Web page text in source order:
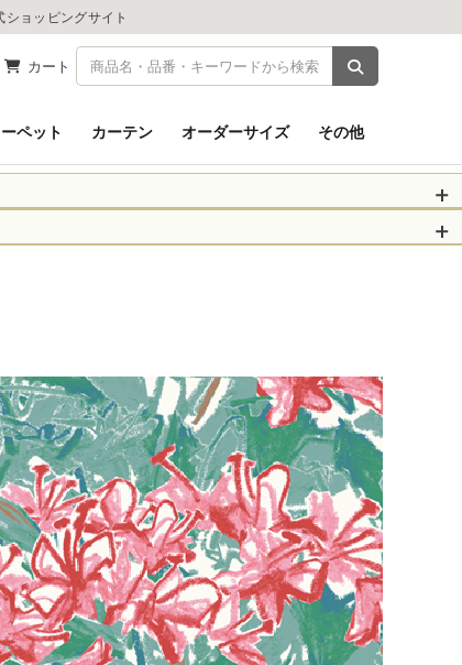
ョッピングサイト
カート 商品を検索
ペット カーテン オーダーサイズ その他
れた皆さま
届けに遅れが
ございます。
ります。